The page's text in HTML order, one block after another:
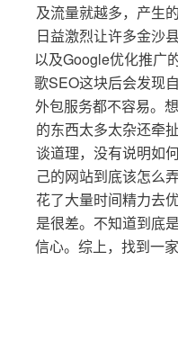
及流量就越多，产生
日益激烈让许多金沙
以及Google优化推广
歌SEO这块后会发现
外包服务都不容易。
的东西太多太杂还牵
谈道理，没有说明如
己的网站到底该怎么
花了大量时间精力去
是很差。不知道到底
信心。综上，找到一